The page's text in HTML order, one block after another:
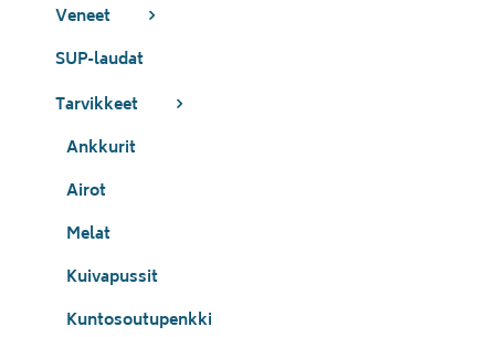
Veneet
SUP-laudat
Tarvikkeet
Ankkurit
Airot
Melat
Kuivapussit
Kuntosoutupenkki